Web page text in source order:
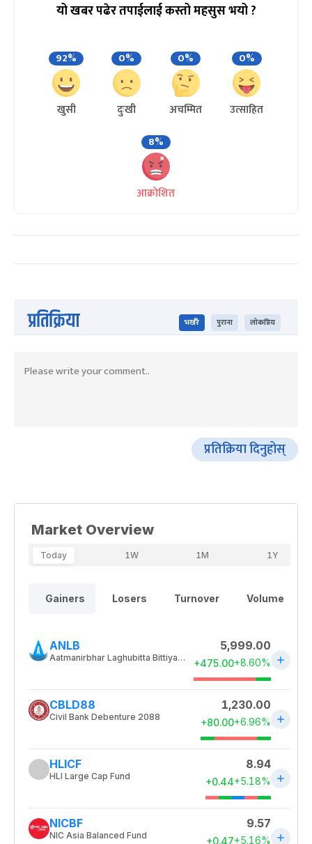
यो खबर पढेर तपाईलाई कस्तो महसुस भयो ?
92%
खुसी
0%
दुःखी
0%
अचम्मित
0%
उत्साहित
8%
आक्रोशित
प्रतिक्रिया भर्खरै पुराना लोकप्रिय
प्रतिक्रिया दिनुहोस्